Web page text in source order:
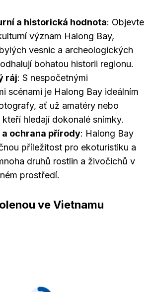
a historická hodnota: Objevte
význam Halong Bay,
vesnic a archeologických
bohatou historii regionu.
ráj: S nespočetnými
scénami je Halong Bay ideálním
ať už amatéry nebo
hledají dokonalé snímky.
ochrana přírody: Halong Bay
příležitost pro ekoturistiku a
druhů rostlin a živočichů v
prostředí.
ve Vietnamu